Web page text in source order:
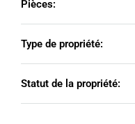
Pièces:
Type de propriété:
Statut de la propriété: